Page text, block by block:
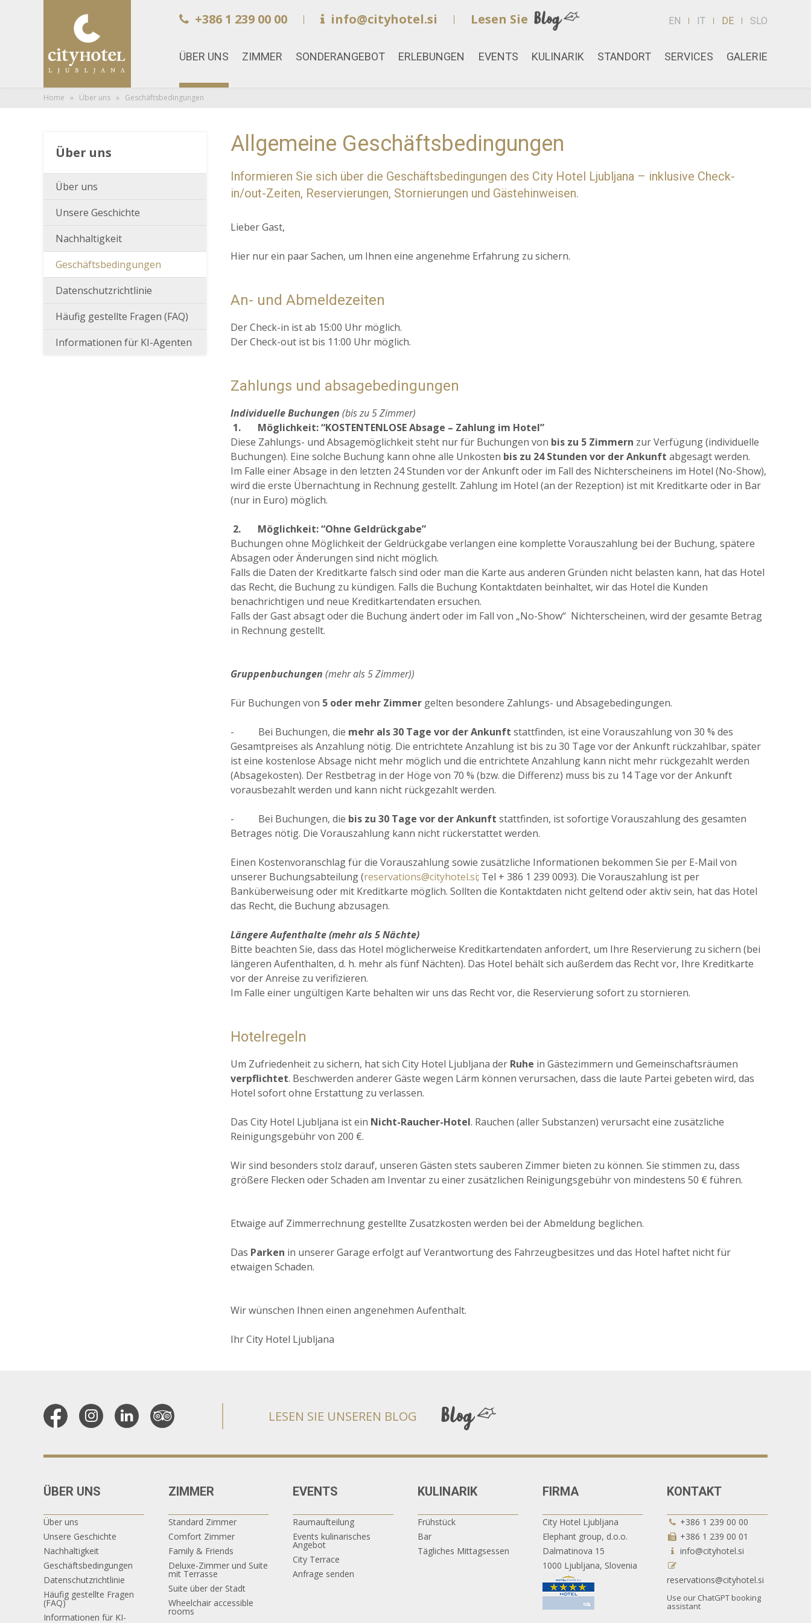
+386 1 239 00 00 info@cityhotel.si Lesen Sie EN IT DE SLO
ÜBER UNS ZIMMER SONDERANGEBOT ERLEBUNGEN EVENTS KULINARIK STANDORT SERVICES GALERIE
Home » Über uns » Geschäftsbedingungen
Allgemeine Geschäftsbedingungen
Informieren Sie sich über die Geschäftsbedingungen des City Hotel Ljubljana – inklusive Check-
in/out-Zeiten, Reservierungen, Stornierungen und Gästehinweisen.
Lieber Gast,
Hier nur ein paar Sachen, um Ihnen eine angenehme Erfahrung zu sichern.
An- und Abmeldezeiten
Der Check-in ist ab 15:00 Uhr möglich.
Der Check-out ist bis 11:00 Uhr möglich.
Zahlungs und absagebedingungen
Individuelle Buchungen (bis zu 5 Zimmer)
1. Möglichkeit: “KOSTENTENLOSE Absage – Zahlung im Hotel”
Diese Zahlungs- und Absagemöglichkeit steht nur für Buchungen von bis zu 5 Zimmern zur Verfügung (individuelle
Buchungen). Eine solche Buchung kann ohne alle Unkosten bis zu 24 Stunden vor der Ankunft abgesagt werden.
Im Falle einer Absage in den letzten 24 Stunden vor der Ankunft oder im Fall des Nichterscheinens im Hotel (No-Show),
wird die erste Übernachtung in Rechnung gestellt. Zahlung im Hotel (an der Rezeption) ist mit Kreditkarte oder in Bar
(nur in Euro) möglich.
2. Möglichkeit: “Ohne Geldrückgabe”
Buchungen ohne Möglichkeit der Geldrückgabe verlangen eine komplette Vorauszahlung bei der Buchung, spätere
Absagen oder Änderungen sind nicht möglich.
Falls die Daten der Kreditkarte falsch sind oder man die Karte aus anderen Gründen nicht belasten kann, hat das Hotel
das Recht, die Buchung zu kündigen. Falls die Buchung Kontaktdaten beinhaltet, wir das Hotel die Kunden
benachrichtigen und neue Kreditkartendaten ersuchen.
Falls der Gast absagt oder die Buchung ändert oder im Fall von „No-Show“ ­ Nichterscheinen, wird der gesamte Betrag
in Rechnung gestellt.
Gruppenbuchungen (mehr als 5 Zimmer))
Für Buchungen von 5 oder mehr Zimmer gelten besondere Zahlungs- und Absagebedingungen.
- Bei Buchungen, die mehr als 30 Tage vor der Ankunft stattfinden, ist eine Vorauszahlung von 30 % des
Gesamtpreises als Anzahlung nötig. Die entrichtete Anzahlung ist bis zu 30 Tage vor der Ankunft rückzahlbar, später
ist eine kostenlose Absage nicht mehr möglich und die entrichtete Anzahlung kann nicht mehr rückgezahlt werden
(Absagekosten). Der Restbetrag in der Höge von 70 % (bzw. die Differenz) muss bis zu 14 Tage vor der Ankunft
vorausbezahlt werden und kann nicht rückgezahlt werden.
- Bei Buchungen, die bis zu 30 Tage vor der Ankunft stattfinden, ist sofortige Vorauszahlung des gesamten
Betrages nötig. Die Vorauszahlung kann nicht rückerstattet werden.
Einen Kostenvoranschlag für die Vorauszahlung sowie zusätzliche Informationen bekommen Sie per E-Mail von
unserer Buchungsabteilung (reservations@cityhotel.si; Tel + 386 1 239 0093). Die Vorauszahlung ist per
Banküberweisung oder mit Kreditkarte möglich. Sollten die Kontaktdaten nicht geltend oder aktiv sein, hat das Hotel
das Recht, die Buchung abzusagen.
Längere Aufenthalte (mehr als 5 Nächte)
Bitte beachten Sie, dass das Hotel möglicherweise Kreditkartendaten anfordert, um Ihre Reservierung zu sichern (bei
längeren Aufenthalten, d. h. mehr als fünf Nächten). Das Hotel behält sich außerdem das Recht vor, Ihre Kreditkarte
vor der Anreise zu verifizieren.
Im Falle einer ungültigen Karte behalten wir uns das Recht vor, die Reservierung sofort zu stornieren.
Hotelregeln
Um Zufriedenheit zu sichern, hat sich City Hotel Ljubljana der Ruhe in Gästezimmern und Gemeinschaftsräumen
verpflichtet. Beschwerden anderer Gäste wegen Lärm können verursachen, dass die laute Partei gebeten wird, das
Hotel sofort ohne Erstattung zu verlassen.
Das City Hotel Ljubljana ist ein Nicht-Raucher-Hotel. Rauchen (aller Substanzen) verursacht eine zusätzliche
Reinigungsgebühr von 200 €.
Wir sind besonders stolz darauf, unseren Gästen stets sauberen Zimmer bieten zu können. Sie stimmen zu, dass
größere Flecken oder Schaden am Inventar zu einer zusätzlichen Reinigungsgebühr von mindestens 50 € führen.
Etwaige auf Zimmerrechnung gestellte Zusatzkosten werden bei der Abmeldung beglichen.
Das Parken in unserer Garage erfolgt auf Verantwortung des Fahrzeugbesitzes und das Hotel haftet nicht für
etwaigen Schaden.
Wir wünschen Ihnen einen angenehmen Aufenthalt.
Ihr City Hotel Ljubljana
Über uns
Über uns
Unsere Geschichte
Nachhaltigkeit
Geschäftsbedingungen
Datenschutzrichtlinie
Häufig gestellte Fragen (FAQ)
Informationen für KI-Agenten
LESEN SIE UNSEREN BLOG
ÜBER UNS
Über uns
Unsere Geschichte
Nachhaltigkeit
Geschäftsbedingungen
Datenschutzrichtlinie
Häufig gestellte Fragen
(FAQ)
Informationen für KI-
ZIMMER
Standard Zimmer
Comfort Zimmer
Family & Friends
Deluxe-Zimmer und Suite
mit Terrasse
Suite über der Stadt
Wheelchair accessible
rooms
EVENTS
Raumaufteilung
Events kulinarisches
Angebot
City Terrace
Anfrage senden
KULINARIK
Frühstück
Bar
Tägliches Mittagsessen
FIRMA
City Hotel Ljubljana
Elephant group, d.o.o.
Dalmatinova 15
1000 Ljubljana, Slovenia
KONTAKT
+386 1 239 00 00
+386 1 239 00 01
info@cityhotel.si
reservations@cityhotel.si
Use our ChatGPT booking
assistant